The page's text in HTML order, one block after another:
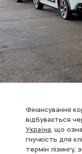
Фінансування
відбувається
Україна, що
гнучкість для
термін